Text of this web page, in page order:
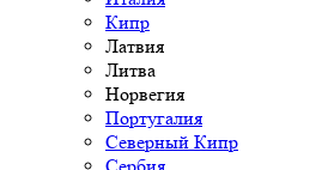
Кипр
Латвия
Литва
Норвегия
Португалия
Северный Кипр